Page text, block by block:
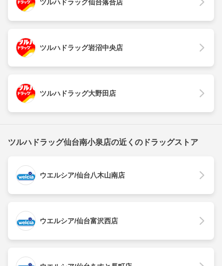
ツルハドラッグ仙台落合店
ツルハドラッグ岩沼中央店
ツルハドラッグ大野田店
ツルハドラッグ仙台南小泉店の近くのドラッグストア
ウエルシア/仙台八木山南店
ウエルシア/仙台富沢西店